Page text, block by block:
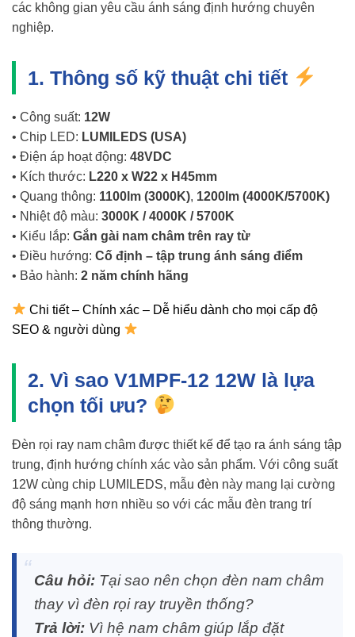
các không gian yêu cầu ánh sáng định hướng chuyên
nghiệp.
1. Thông số kỹ thuật chi tiết
• Công suất: 12W
• Chip LED: LUMILEDS (USA)
• Điện áp hoạt động: 48VDC
• Kích thước: L220 x W22 x H45mm
• Quang thông: 1100lm (3000K), 1200lm (4000K/5700K)
• Nhiệt độ màu: 3000K / 4000K / 5700K
• Kiểu lắp: Gắn gài nam châm trên ray từ
• Điều hướng: Cố định – tập trung ánh sáng điểm
• Bảo hành: 2 năm chính hãng
Chi tiết – Chính xác – Dễ hiểu dành cho mọi cấp độ
SEO & người dùng
2. Vì sao V1MPF-12 12W là lựa
chọn tối ưu?
Đèn rọi ray nam châm được thiết kế để tạo ra ánh sáng tập
trung, định hướng chính xác vào sản phẩm. Với công suất
12W cùng chip LUMILEDS, mẫu đèn này mang lại cường
độ sáng mạnh hơn nhiều so với các mẫu đèn trang trí
thông thường.
Câu hỏi: Tại sao nên chọn đèn nam châm
thay vì đèn rọi ray truyền thống?
Trả lời: Vì hệ nam châm giúp lắp đặt